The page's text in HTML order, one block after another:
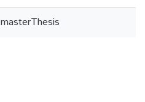
masterThesis